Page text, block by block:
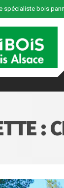
spécialiste bois
: